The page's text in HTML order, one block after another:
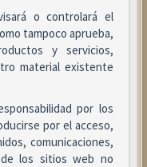
o controlará el
tampoco aprueba,
y servicios,
material existente
por los
por el acceso,
comunicaciones,
los sitios web no